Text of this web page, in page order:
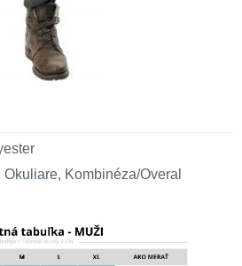
Okuliare, Kombinéza/Overal